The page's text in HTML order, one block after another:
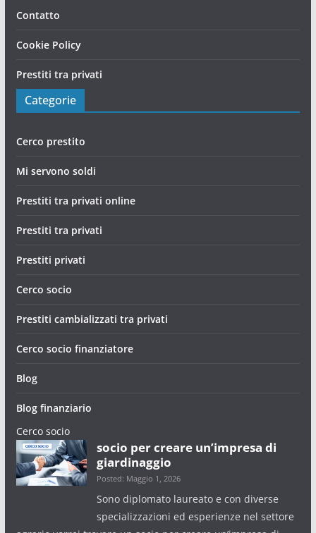
Contatto
Cookie Policy
Prestiti tra privati
Categorie
Cerco prestito
Mi servono soldi
Prestiti tra privati online
Prestiti tra privati
Prestiti privati
Cerco socio
Prestiti cambializzati tra privati
Cerco socio finanziatore
Blog
Blog finanziario
Cerco socio
socio per creare un’impresa di
giardinaggio
Posted: Maggio 1, 2026
Sono diplomato laureato e con diverse
specializzazioni ed esperienze nel settore